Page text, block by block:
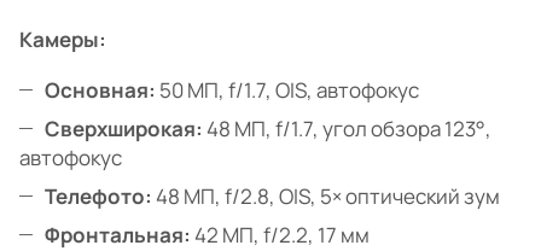
Камеры:
Основная: 50 МП, f/1.7, OIS, автофокус
Сверхширокая: 48 МП, f/1.7, угол обзора 123°,
автофокус
Телефото: 48 МП, f/2.8, OIS, 5× оптический зум
Фронтальная: 42 МП, f/2.2, 17 мм